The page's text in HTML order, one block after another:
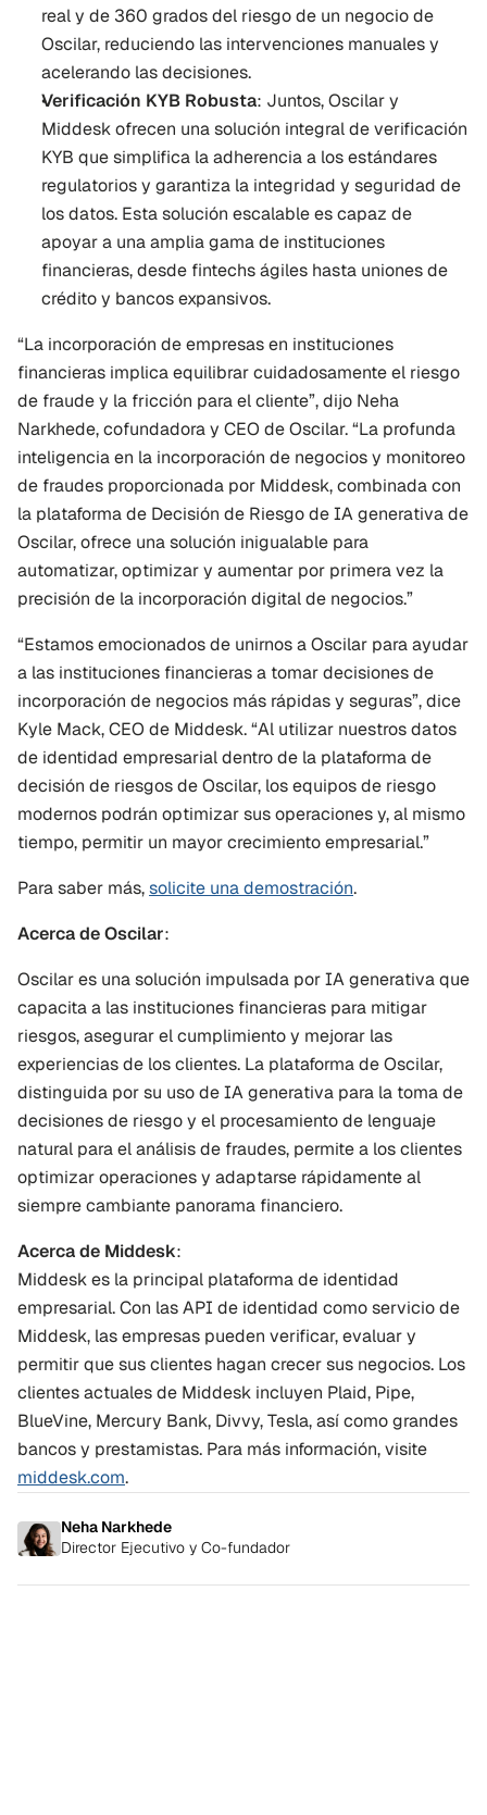
real y de 360 grados del riesgo de un negocio de
Oscilar, reduciendo las intervenciones manuales y
acelerando las decisiones.
Verificación KYB Robusta: Juntos, Oscilar y
Middesk ofrecen una solución integral de verificación
KYB que simplifica la adherencia a los estándares
regulatorios y garantiza la integridad y seguridad de
los datos. Esta solución escalable es capaz de
apoyar a una amplia gama de instituciones
financieras, desde fintechs ágiles hasta uniones de
crédito y bancos expansivos.
“La incorporación de empresas en instituciones
financieras implica equilibrar cuidadosamente el riesgo
de fraude y la fricción para el cliente”, dijo Neha
Narkhede, cofundadora y CEO de Oscilar. “La profunda
inteligencia en la incorporación de negocios y monitoreo
de fraudes proporcionada por Middesk, combinada con
la plataforma de Decisión de Riesgo de IA generativa de
Oscilar, ofrece una solución inigualable para
automatizar, optimizar y aumentar por primera vez la
precisión de la incorporación digital de negocios.”
“Estamos emocionados de unirnos a Oscilar para ayudar
a las instituciones financieras a tomar decisiones de
incorporación de negocios más rápidas y seguras”, dice
Kyle Mack, CEO de Middesk. “Al utilizar nuestros datos
de identidad empresarial dentro de la plataforma de
decisión de riesgos de Oscilar, los equipos de riesgo
modernos podrán optimizar sus operaciones y, al mismo
tiempo, permitir un mayor crecimiento empresarial.”
Para saber más, solicite una demostración.
Acerca de Oscilar:
Oscilar es una solución impulsada por IA generativa que
capacita a las instituciones financieras para mitigar
riesgos, asegurar el cumplimiento y mejorar las
experiencias de los clientes. La plataforma de Oscilar,
distinguida por su uso de IA generativa para la toma de
decisiones de riesgo y el procesamiento de lenguaje
natural para el análisis de fraudes, permite a los clientes
optimizar operaciones y adaptarse rápidamente al
siempre cambiante panorama financiero.
Acerca de Middesk:
Middesk es la principal plataforma de identidad
empresarial. Con las API de identidad como servicio de
Middesk, las empresas pueden verificar, evaluar y
permitir que sus clientes hagan crecer sus negocios. Los
clientes actuales de Middesk incluyen Plaid, Pipe,
BlueVine, Mercury Bank, Divvy, Tesla, así como grandes
middesk.com.
Neha Narkhede
Director Ejecutivo y Co-fundador